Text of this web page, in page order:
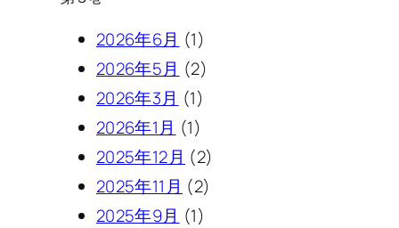
2026年6月 (1)
2026年5月 (2)
2026年3月 (1)
2026年1月 (1)
2025年12月 (2)
2025年11月 (2)
2025年9月 (1)